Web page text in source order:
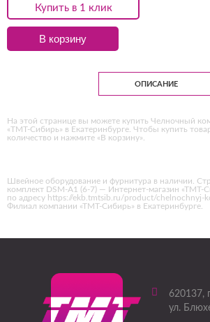
Купить в 1 клик
В корзину
ОПИСАНИЕ
На этой странице вы можете купить Челночный
«ТМТ-Сибирь» в Екатеринбурге. Чтобы купить
количество и нажмите «В корзину».
Швейное оборудование и фурнитура в наличии.
комплект DSM-A1 (6-7) — Интернет-магазин «ТМТ-
по адресу https://ekb.tmtsib.ru/product/chelnochnyj-
Филиал компании «ТМТ-Сибирь» в Екатеринбурге.
620137,
ул.